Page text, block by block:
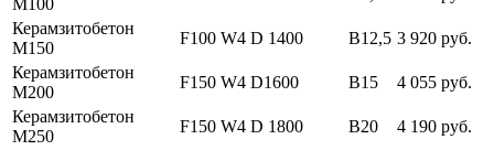
М100
Керамзитобетон
М150
F100 W4 D 1400 В12,5 3 920 руб.
Керамзитобетон
М200
F150 W4 D1600 В15
4 055 руб.
Керамзитобетон
М250
F150 W4 D 1800 В20
4 190 руб.